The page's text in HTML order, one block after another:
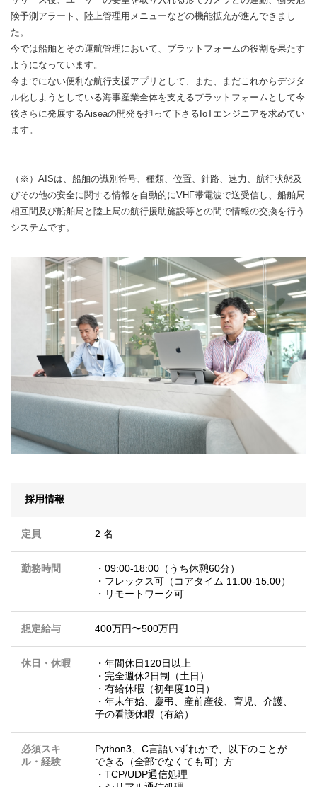
険予測アラート、陸上管理用メニューなどの機能拡充が進んできまし
た。
今では船舶とその運航管理において、プラットフォームの役割を果たす
ようになっています。
今までにない便利な航行支援アプリとして、また、まだこれからデジタ
ル化しようとしている海事産業全体を支えるプラットフォームとして今
後さらに発展するAiseaの開発を担って下さるIoTエンジニアを求めてい
ます。
（※）AISは、船舶の識別符号、種類、位置、針路、速力、航行状態及
びその他の安全に関する情報を自動的にVHF帯電波で送受信し、船舶局
相互間及び船舶局と陸上局の航行援助施設等との間で情報の交換を行う
システムです。
採用情報
定員 2 名
勤務時間
・09:00-18:00（うち休憩60分）
・フレックス可（コアタイム 11:00-15:00）
・リモートワーク可
想定給与 400万円〜500万円
休日・休暇
・年間休日120日以上
・完全週休2日制（土日）
・有給休暇（初年度10日）
・年末年始、慶弔、産前産後、育児、介護、
子の看護休暇（有給）
必須スキ
ル・経験
Python3、C言語いずれかで、以下のことが
できる（全部でなくても可）方
・TCP/UDP通信処理